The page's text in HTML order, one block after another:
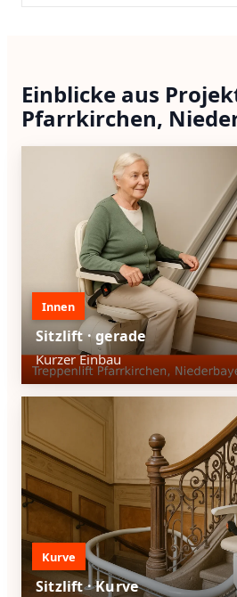
Einblicke aus
Pfarrkirchen,
Innen
Sitzlift · gerade
Kurzer Einbau
Kurve
Sitzlift · Kurve